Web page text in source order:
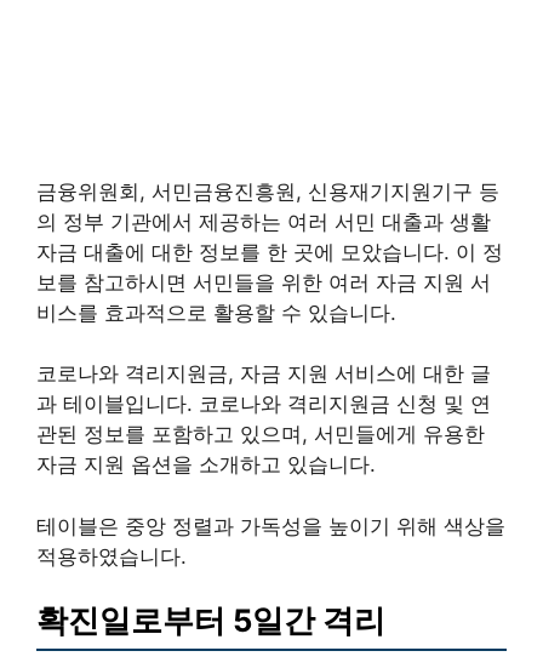
금융위원회, 서민금융진흥원, 신용재기지원기구 등
의 정부 기관에서 제공하는 여러 서민 대출과 생활
자금 대출에 대한 정보를 한 곳에 모았습니다. 이 정
보를 참고하시면 서민들을 위한 여러 자금 지원 서
비스를 효과적으로 활용할 수 있습니다.
코로나와 격리지원금, 자금 지원 서비스에 대한 글
과 테이블입니다. 코로나와 격리지원금 신청 및 연
관된 정보를 포함하고 있으며, 서민들에게 유용한
자금 지원 옵션을 소개하고 있습니다.
테이블은 중앙 정렬과 가독성을 높이기 위해 색상을
적용하였습니다.
확진일로부터 5일간 격리